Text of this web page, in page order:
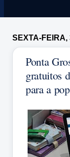
SEXTA-FEIRA,
Ponta
gratuitos
para a